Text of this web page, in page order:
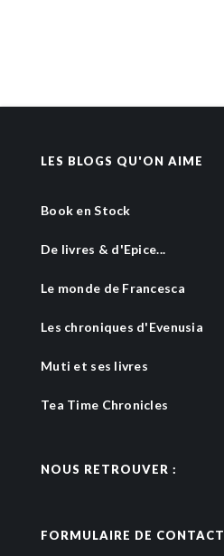
LES BLOGS QU'ON AIME
Book en Stock
De livres & d'Epice...
Le monde de Francesca
Les chroniques d'Evenusia
Muti et ses livres
Tea Time Chronicles
NOUS RETROUVER :
FORMULAIRE DE CONTACT